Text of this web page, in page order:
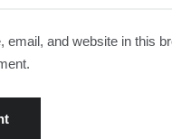
email, and website in this